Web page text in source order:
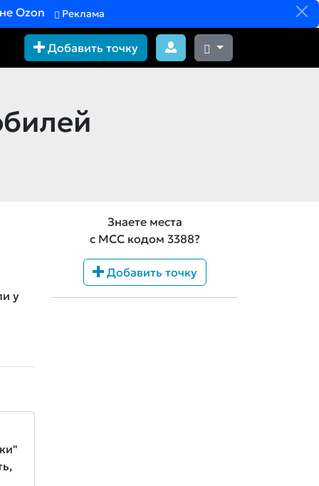
Ozon Реклама
Добавить точку
у
Знаете места
с MCC кодом 3388?
Добавить точку